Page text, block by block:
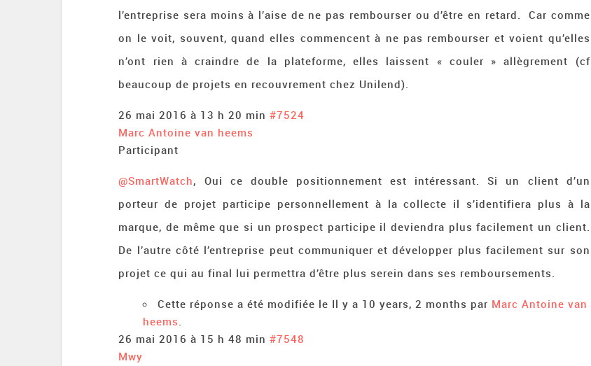
l’entreprise sera moins à l’aise de ne pas rembourser ou d’être en retard. Car comme
on le voit, souvent, quand elles commencent à ne pas rembourser et voient qu’elles
n’ont rien à craindre de la plateforme, elles laissent « couler » allègrement (cf
beaucoup de projets en recouvrement chez Unilend).
26 mai 2016 à 13 h 20 min #7524
Marc Antoine van heems
Participant
@SmartWatch, Oui ce double positionnement est intéressant. Si un client d’un
porteur de projet participe personnellement à la collecte il s’identifiera plus à la
marque, de même que si un prospect participe il deviendra plus facilement un client.
De l’autre côté l’entreprise peut communiquer et développer plus facilement sur son
projet ce qui au final lui permettra d’être plus serein dans ses remboursements.
Cette réponse a été modifiée le Il y a 10 years, 2 months par Marc Antoine van
heems.
26 mai 2016 à 15 h 48 min #7548
Mwy